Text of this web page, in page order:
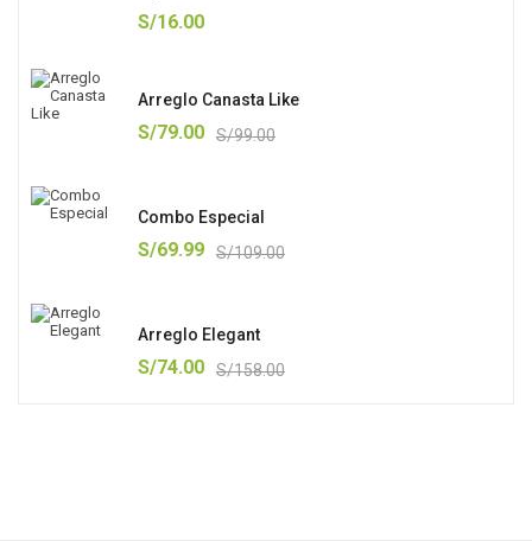
S/16.00
Arreglo Canasta Like
S/99.00
S/79.00
Combo Especial
S/109.00
S/69.99
Arreglo Elegant
S/158.00
S/74.00